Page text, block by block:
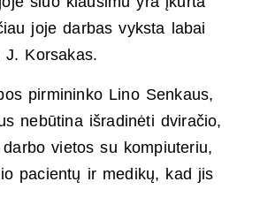
joje darbas vyksta labai
J. Korsakas.
pirmininko Lino Senkaus,
nebūtina išradinėti dviračio,
vietos su kompiuteriu,
pacientų ir medikų, kad jis